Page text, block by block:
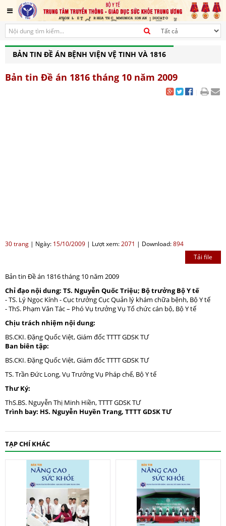
BẢN TIN ĐỀ ÁN BỆNH VIỆN VỆ TINH VÀ 1816
Bản tin Đề án 1816 tháng 10 năm 2009
30 trang | Ngày: 15/10/2009 | Lượt xem:2071 | Download:894
Tải file
Bản tin Đề án 1816 tháng 10 năm 2009
Chỉ đạo nội dung: TS. Nguyễn Quốc Triệu; Bộ trưởng Bộ Y tế
- TS. Lý Ngọc Kính - Cục trưởng Cục Quản lý khám chữa bệnh, Bộ Y tế
- ThS. Phạm Văn Tác – Phó Vụ trưởng Vụ Tổ chức cán bộ, Bộ Y tế
Chịu trách nhiệm nội dung:
BS.CKI. Đặng Quốc Việt, Giám đốc TTTT GDSK TƯ
Ban biên tập:
BS.CKI. Đặng Quốc Việt, Giám đốc TTTT GDSK TƯ
TS. Trần Đức Long, Vụ Trưởng Vụ Pháp chế, Bộ Y tế
Thư Ký:
ThS.BS. Nguyễn Thị Minh Hiền, TTTT GDSK TƯ
Trình bay: HS. Nguyễn Huyền Trang, TTTT GDSK TƯ
TẠP CHÍ KHÁC